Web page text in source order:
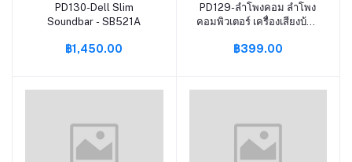
หยิบใส่ตะกร้า
PD130-Dell Slim
Soundbar - SB521A
฿1,450.00
หยิบใส่ตะกร้า
PD129-ลำโพงคอม ลำโพง
คอมพิวเตอร์ เครื่องเสียงบ้าน
computer speakers ลำโพง
บ้าน ลำโพงคอมเสียงดี
฿399.00